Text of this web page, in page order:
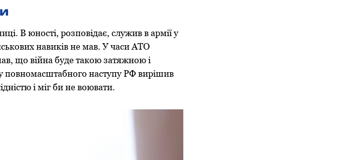
В юності, розповідає, служив в армії у
навиків не мав. У часи АТО
що війна буде такою затяжною і
повномасштабного наступу РФ вирішив
і міг би не воювати.